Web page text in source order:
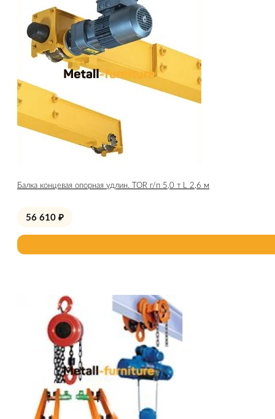
Балка концевая опорная удлин. TOR г/п 5,0 т L 2,6 м
56 610 ₽